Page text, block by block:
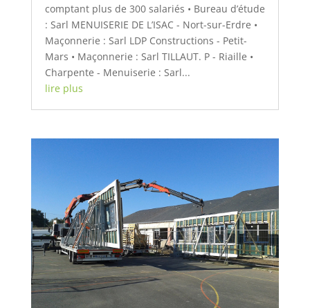
comptant plus de 300 salariés • Bureau d’étude
: Sarl MENUISERIE DE L’ISAC - Nort-sur-Erdre •
Maçonnerie : Sarl LDP Constructions - Petit-
Mars • Maçonnerie : Sarl TILLAUT. P - Riaille •
Charpente - Menuiserie : Sarl...
lire plus